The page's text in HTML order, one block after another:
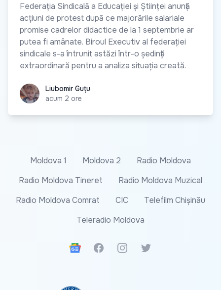
Federația Sindicală a Educației și Științei anunță
acțiuni de protest după ce majorările salariale
promise cadrelor didactice de la 1 septembrie ar
putea fi amânate. Biroul Executiv al federației
sindicale s-a întrunit astăzi într-o ședință
extraordinară pentru a analiza situația creată.
Liubomir Guțu
Liubomir Guțu
acum 2 ore
Moldova 1 Moldova 2
Radio Moldova
Radio Moldova Tineret
Radio Moldova Muzical
Radio Moldova Comrat
CIC
Telefilm Chișinău
Teleradio Moldova
Google News
FacebookInstagramTwitter